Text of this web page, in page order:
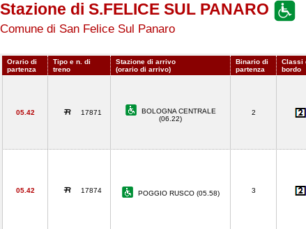
Stazione di S.FELICE SUL PANARO
Comune di San Felice Sul Panaro
Orario di
partenza
Tipo e n. di
treno
Stazione di arrivo
(orario di arrivo)
Binario di
partenza
Classi
bordo
05.42 17871
BOLOGNA CENTRALE
(06.22)
2
05.42 17874 POGGIO RUSCO (05.58) 3